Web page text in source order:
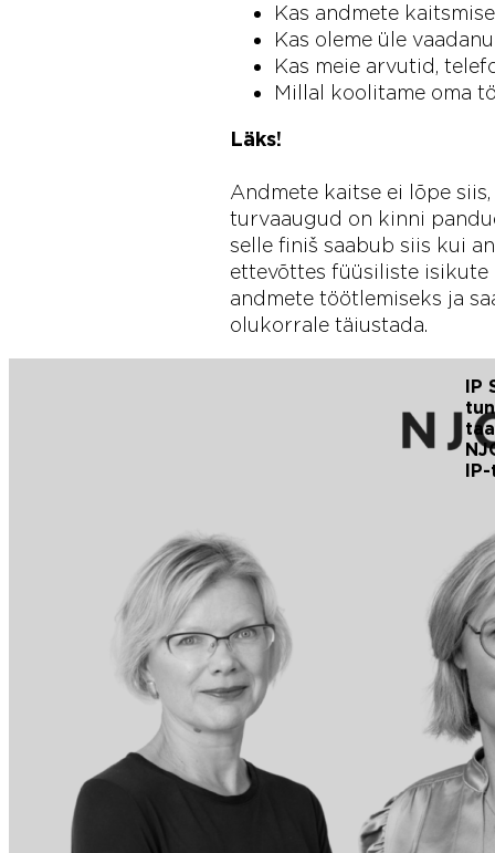
Kas andmete
Kas oleme üle
Kas meie arvutid,
Millal koolitame oma
Läks!
Andmete kaitse ei lõpe
turvaaugud on kinni
selle finiš saabub siis kui
ettevõttes füüsiliste isikute
andmete töötlemiseks ja
olukorrale täiustada.
IP